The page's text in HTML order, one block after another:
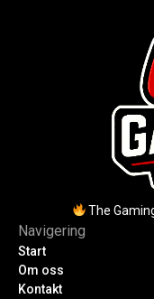
The
Navigering
Start
Om oss
Kontakt